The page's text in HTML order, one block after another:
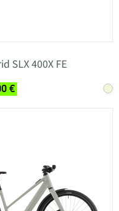
SLX 400X FE
€